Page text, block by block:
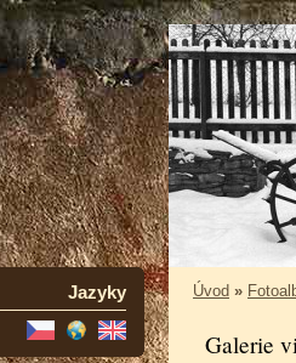
Jazyky Úvod »
Galerie